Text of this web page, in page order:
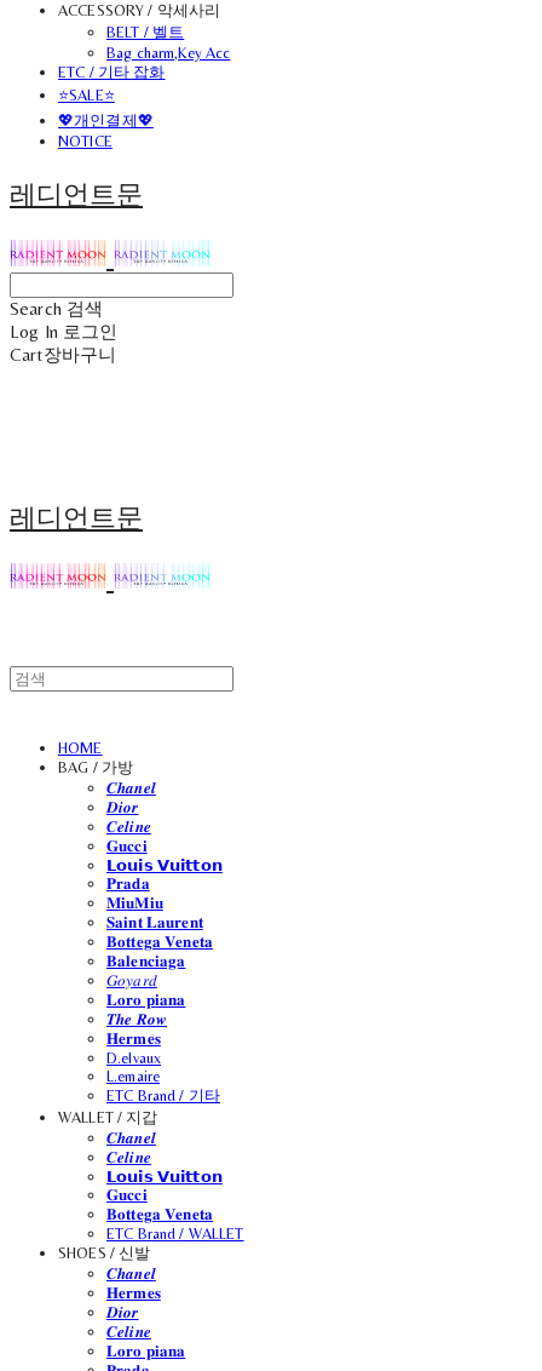
ACCESSORY / 악세사리
BELT / 벨트
Bag charm,Key Acc
ETC / 기타 잡화
⭐SALE⭐
💖개인결제💖
NOTICE
레디언트문
Search 검색
Log In 로그인
Cart장바구니
레디언트문
HOME
BAG / 가방
𝑪𝒉𝒂𝒏𝒆𝒍
𝑫𝒊𝒐𝒓
𝑪𝒆𝒍𝒊𝒏𝒆
𝐆𝐮𝐜𝐜𝐢
𝗟𝗼𝘂𝗶𝘀 𝗩𝘂𝗶𝘁𝘁𝗼𝗻
𝐏𝐫𝐚𝐝𝐚
𝐌𝐢𝐮𝐌𝐢𝐮
𝐒𝐚𝐢𝐧𝐭 𝐋𝐚𝐮𝐫𝐞𝐧𝐭
𝐁𝐨𝐭𝐭𝐞𝐠𝐚 𝐕𝐞𝐧𝐞𝐭𝐚
𝐁𝐚𝐥𝐞𝐧𝐜𝐢𝐚𝐠𝐚
𝐺𝑜𝑦𝑎𝑟𝑑
𝐋𝐨𝐫𝐨 𝐩𝐢𝐚𝐧𝐚
𝑻𝒉𝒆 𝑹𝒐𝒘
𝐇𝐞𝐫𝐦𝐞𝐬
D.elvaux
L.emaire
ETC Brand / 기타
WALLET / 지갑
𝑪𝒉𝒂𝒏𝒆𝒍
𝑪𝒆𝒍𝒊𝒏𝒆
𝗟𝗼𝘂𝗶𝘀 𝗩𝘂𝗶𝘁𝘁𝗼𝗻
𝐆𝐮𝐜𝐜𝐢
𝐁𝐨𝐭𝐭𝐞𝐠𝐚 𝐕𝐞𝐧𝐞𝐭𝐚
ETC Brand / WALLET
SHOES / 신발
𝑪𝒉𝒂𝒏𝒆𝒍
𝐇𝐞𝐫𝐦𝐞𝐬
𝑫𝒊𝒐𝒓
𝑪𝒆𝒍𝒊𝒏𝒆
𝐋𝐨𝐫𝐨 𝐩𝐢𝐚𝐧𝐚